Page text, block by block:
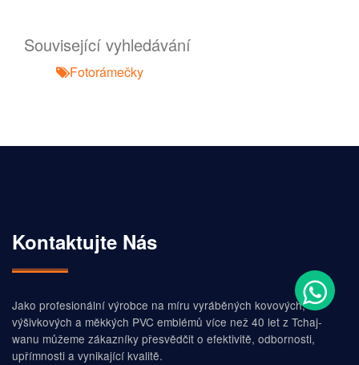
Související vyhledávání
Fotorámečky
Kontaktujte Nás
Jako profesionální výrobce na míru vyráběných kovových,
výšivkových a měkkých PVC emblémů více než 40 let z Tchaj-
wanu můžeme zákazníky přesvědčit o efektivitě, odbornosti,
upřímnosti a vynikající kvalitě.